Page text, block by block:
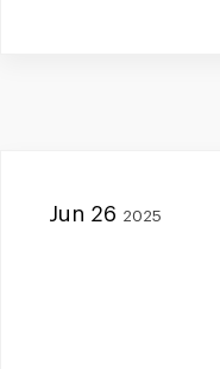
Jun 26 2025